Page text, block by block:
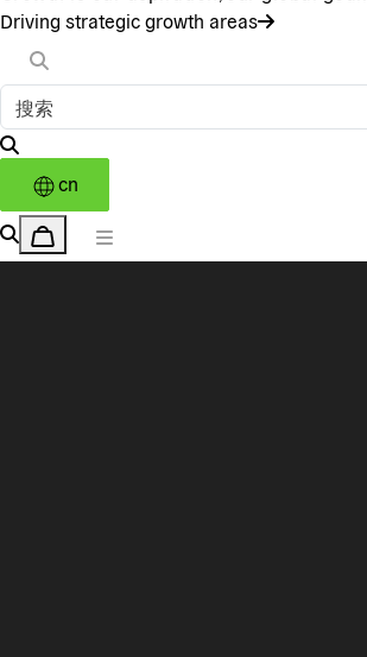
Driving strategic growth areas
cn